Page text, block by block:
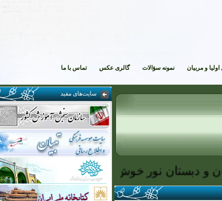
و مربیان نمونه سؤالات گالری عکس تماس با ما
نور خوش آمدید
سایت‌‌های مفید